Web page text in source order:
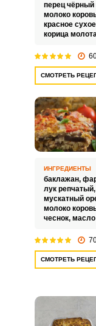
перец
молоко
красное
корица
СМОТРЕТЬ
ИНГРЕДИЕНТЫ
баклажан,
лук репчатый,
мускатный
молоко
чеснок, масло
СМОТРЕТЬ